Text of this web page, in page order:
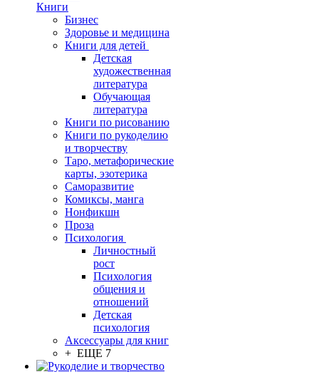
Книги
Бизнес
Здоровье и медицина
Книги для детей
Детская
художественная
литература
Обучающая
литература
Книги по рисованию
Книги по рукоделию
и творчеству
Таро, метафорические
карты, эзотерика
Саморазвитие
Комиксы, манга
Нонфикшн
Проза
Психология
Личностный
рост
Психология
общения и
отношений
Детская
психология
Аксессуары для книг
+ ЕЩЕ 7